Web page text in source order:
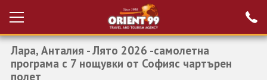
Вход за агенти
Проверка на
резервация
Лара, Анталия - Лято 2026 -самолетна
програма с 7 нощувки от Софияс чартърен
полет